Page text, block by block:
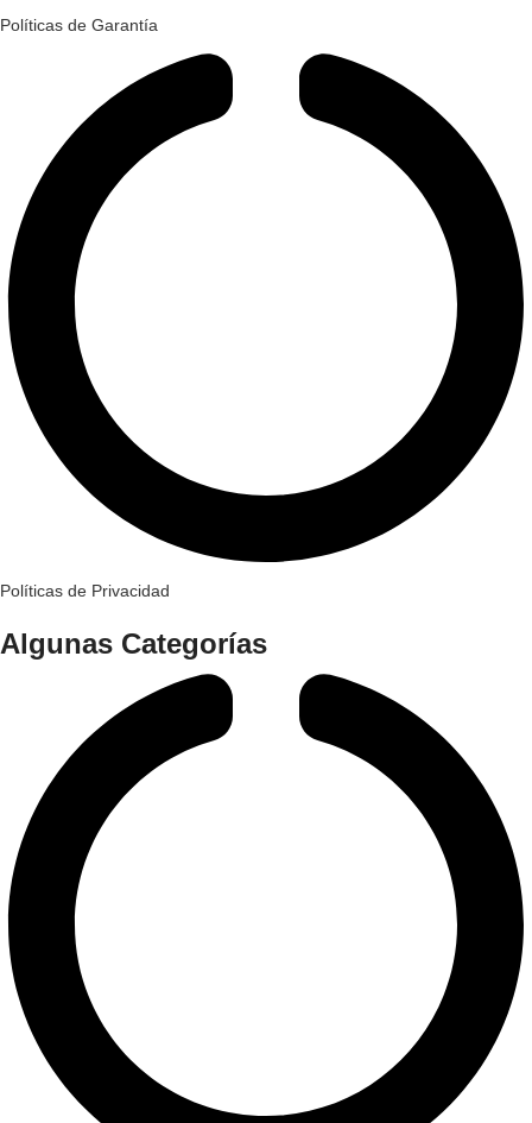
Políticas de Garantía
Políticas de Privacidad
Algunas Categorías